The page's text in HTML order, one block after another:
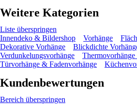
Weitere Kategorien
Liste überspringen
Innendeko & Bildershop
Vorhänge
Dekorative Vorhänge
Blickdichte
Verdunkelungsvorhänge
Türvorhänge & Fadenvorhänge
Kundenbewertungen
Bereich überspringen